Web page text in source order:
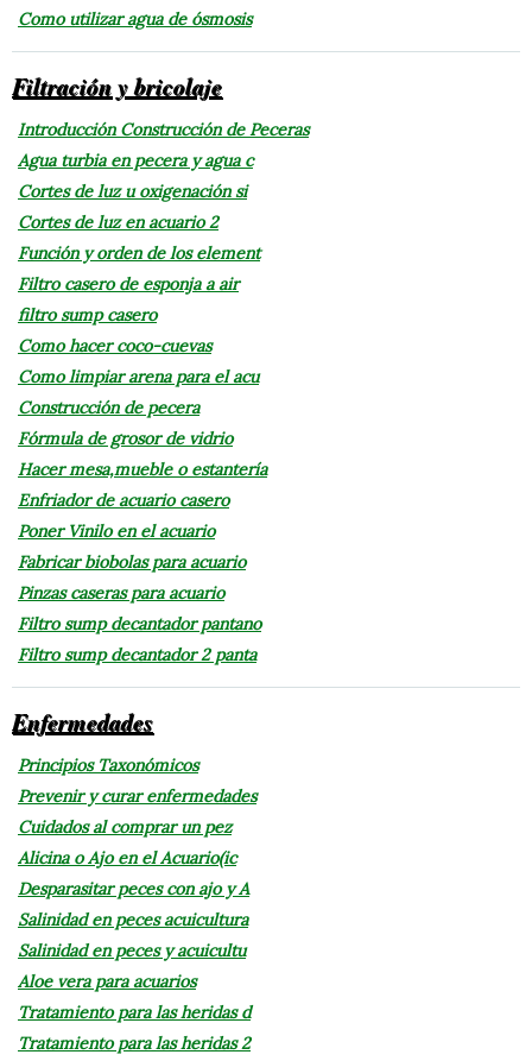
Como utilizar agua de ósmosis
Filtración y bricolaje
Introducción Construcción de Peceras
Agua turbia en pecera y agua c
Cortes de luz u oxigenación si
Cortes de luz en acuario 2
Función y orden de los element
Filtro casero de esponja a air
filtro sump casero
Como hacer coco-cuevas
Como limpiar arena para el acu
Construcción de pecera
Fórmula de grosor de vidrio
Hacer mesa,mueble o estantería
Enfriador de acuario casero
Poner Vinilo en el acuario
Fabricar biobolas para acuario
Pinzas caseras para acuario
Filtro sump decantador pantano
Filtro sump decantador 2 panta
Enfermedades
Principios Taxonómicos
Prevenir y curar enfermedades
Cuidados al comprar un pez
Alicina o Ajo en el Acuario(ic
Desparasitar peces con ajo y A
Salinidad en peces acuicultura
Salinidad en peces y acuicultu
Aloe vera para acuarios
Tratamiento para las heridas d
Tratamiento para las heridas 2